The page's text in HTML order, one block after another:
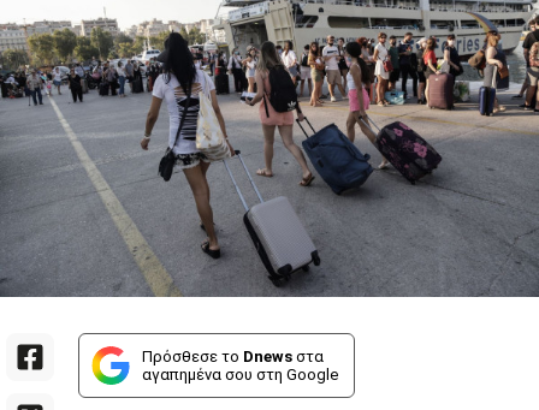
Πρόσθεσε το Dnews στα
αγαπημένα σου στη Google